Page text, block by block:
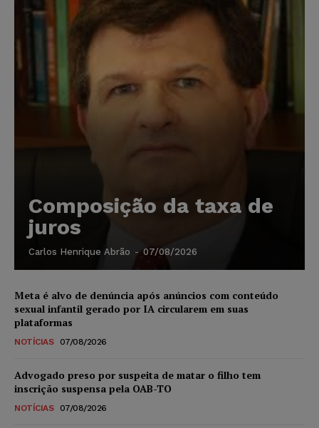
Composição da taxa de
juros
Carlos Henrique Abrão - 07/08/2026
Meta é alvo de denúncia após anúncios com conteúdo
sexual infantil gerado por IA circularem em suas
plataformas
NOTÍCIAS 07/08/2026
Advogado preso por suspeita de matar o filho tem
inscrição suspensa pela OAB-TO
NOTÍCIAS 07/08/2026